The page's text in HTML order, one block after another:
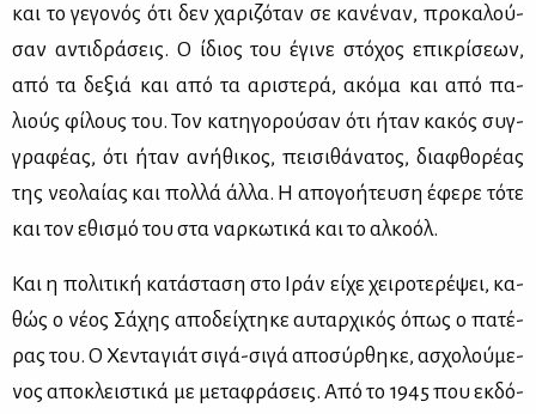
και το γε­γο­νός ότι δεν χα­ρι­ζό­ταν σε κα­νέ­ναν, προ­κα­λού­
σαν αντι­δρά­σεις. Ο ίδιος του έγι­νε στό­χος επι­κρί­σε­ων,
από τα δε­ξιά και από τα αρι­στε­ρά, ακό­μα και από πα­
λιούς φί­λους του. Τον κα­τη­γο­ρού­σαν ότι ήταν κα­κός συγ­
γρα­φέ­ας, ότι ήταν ανή­θι­κος, πει­σι­θά­να­τος, δια­φθο­ρέ­ας
της νε­ο­λαί­ας και πολ­λά άλ­λα. Η απο­γο­ή­τευ­ση έφε­ρε τό­τε
και τον εθι­σμό του στα ναρ­κω­τι­κά και το αλ­κο­όλ.
Και η πο­λι­τι­κή κα­τά­στα­ση στο Ιράν εί­χε χει­ρο­τε­ρέ­ψει, κα­
θώς ο νέ­ος Σά­χης απο­δεί­χτη­κε αυ­ταρ­χι­κός όπως ο πα­τέ­
ρας του. Ο Χε­ντα­γιάτ σι­γά-σι­γά απο­σύρ­θη­κε, ασχο­λού­με­
νος απο­κλει­στι­κά με με­τα­φρά­σεις. Από το 1945 που εκ­δό­